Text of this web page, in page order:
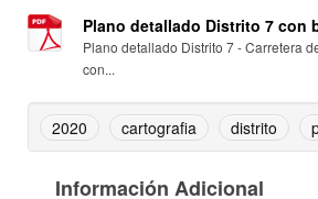
Plano detallado Distrito 7 con
Plano detallado Distrito 7 - Carretera
con...
2020 cartografia distrito
Información Adicional